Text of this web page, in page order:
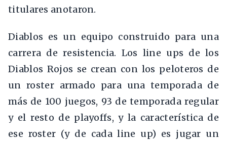
titulares anotaron.
Diablos es un equipo construido para una
carrera de resistencia. Los line ups de los
Diablos Rojos se crean con los peloteros de
un roster armado para una temporada de
más de 100 juegos, 93 de temporada regular
y el resto de playoffs, y la característica de
ese roster (y de cada line up) es jugar un